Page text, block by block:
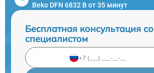
Beko DFN 6832 B от 35 минут
Бесплатная консультация со
специалистом